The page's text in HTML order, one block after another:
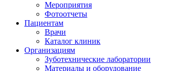
Мероприятия
Фотоотчеты
Пациентам
Врачи
Каталог клиник
Организациям
Зуботехнические лаборатории
Материалы и оборудование